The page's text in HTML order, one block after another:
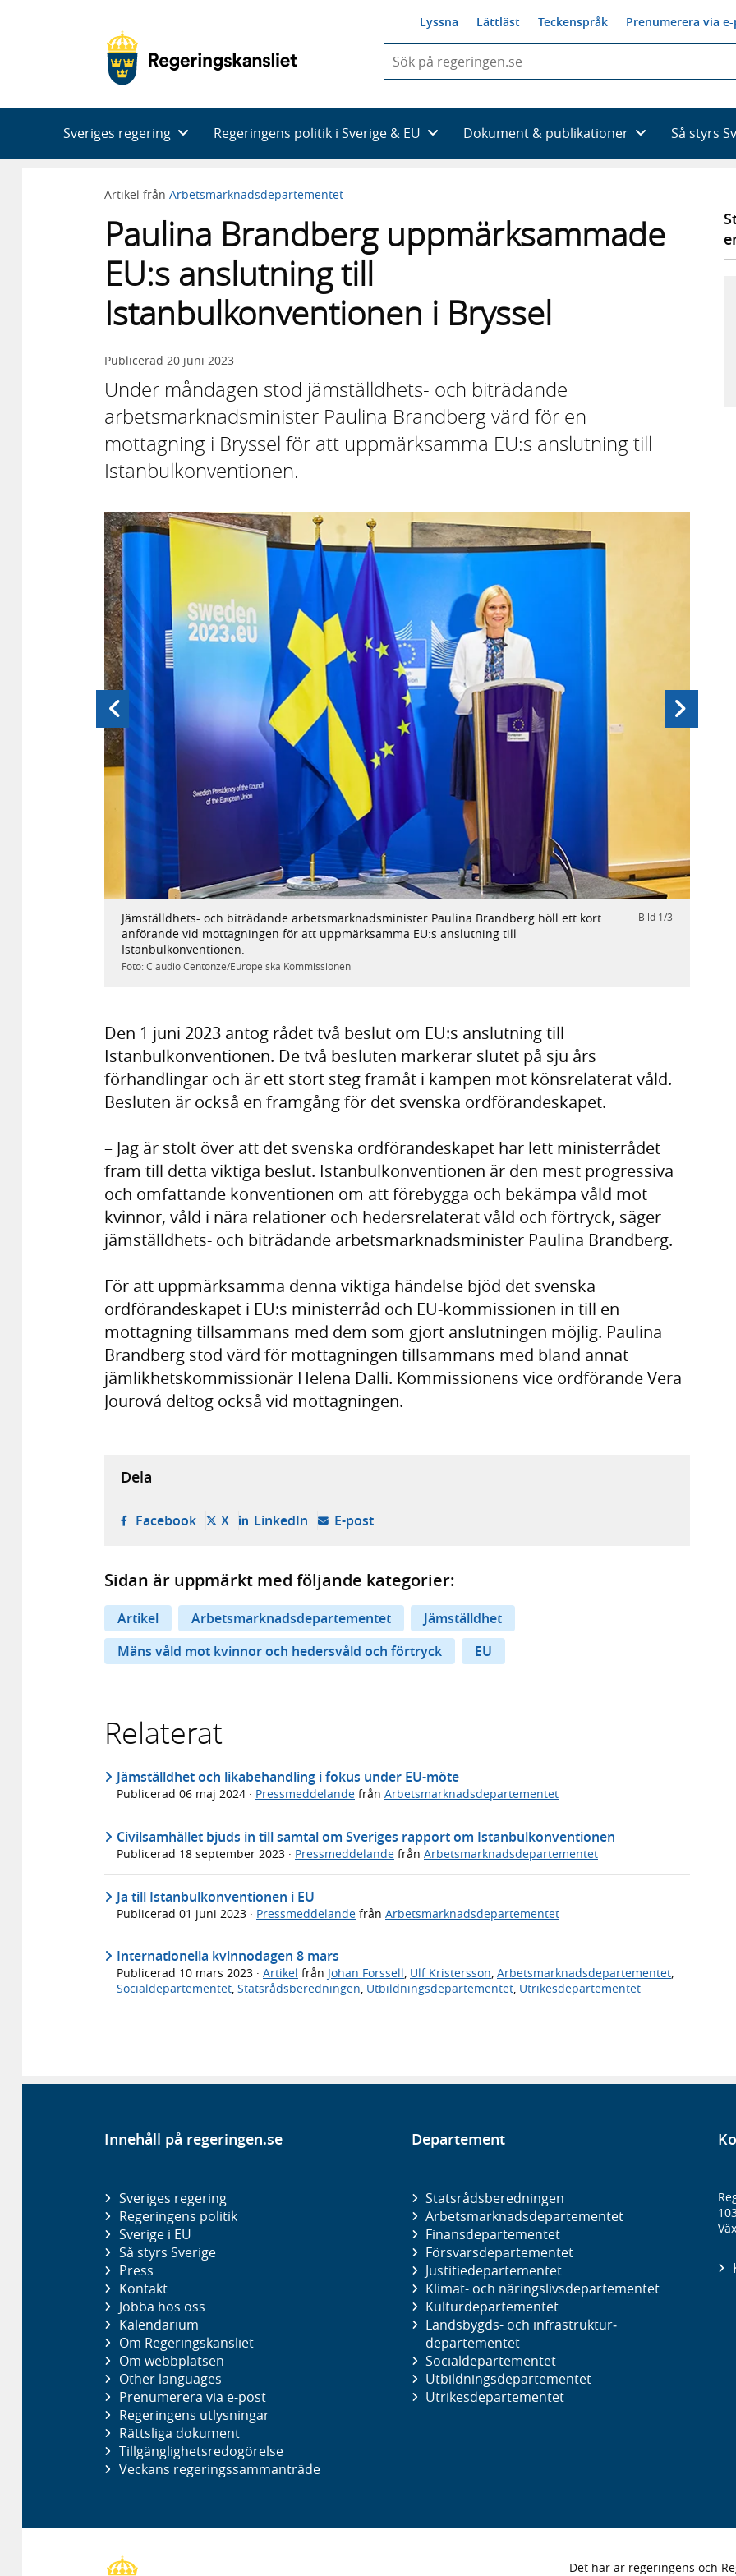
Lyssna Lättläst Teckenspråk Prenumerera via
du
skriva
framträder
en
Sveriges regering Regeringens politik i Sverige & EU Dokument & publikationer Så styrs
Artikel från Arbetsmarknadsdepartementet
Paulina Brandberg uppmärksammade
EU:s anslutning till
Istanbulkonventionen i Bryssel
Publicerad 20 juni 2023
Under måndagen stod jämställdhets- och biträdande
arbetsmarknadsminister Paulina Brandberg värd för en
mottagning i Bryssel för att uppmärksamma EU:s anslutning till
Istanbulkonventionen.
Bild 1/3
Jämställdhets- och biträdande arbetsmarknadsminister Paulina Brandberg höll ett kort
anförande vid mottagningen för att uppmärksamma EU:s anslutning till
Istanbulkonventionen.
Foto: Claudio Centonze/Europeiska Kommissionen
Den 1 juni 2023 antog rådet två beslut om EU:s anslutning till
Istanbulkonventionen. De två besluten markerar slutet på sju års
förhandlingar och är ett stort steg framåt i kampen mot könsrelaterat våld.
Besluten är också en framgång för det svenska ordförandeskapet.
– Jag är stolt över att det svenska ordförandeskapet har lett ministerrådet
fram till detta viktiga beslut. Istanbulkonventionen är den mest progressiva
och omfattande konventionen om att förebygga och bekämpa våld mot
kvinnor, våld i nära relationer och hedersrelaterat våld och förtryck, säger
jämställdhets- och biträdande arbetsmarknadsminister Paulina Brandberg.
För att uppmärksamma denna viktiga händelse bjöd det svenska
ordförandeskapet i EU:s ministerråd och EU-kommissionen in till en
mottagning tillsammans med dem som gjort anslutningen möjlig. Paulina
Brandberg stod värd för mottagningen tillsammans med bland annat
jämlikhetskommissionär Helena Dalli. Kommissionens vice ordförande Vera
Jourová deltog också vid mottagningen.
Dela
Facebook- öppnas i ny flik, extern webbplats,
X- öppnas i ny flik, extern webbplats,
LinkedIn- öppnas i ny flik, extern webbplats,
E-post- öppnar din e-postklient,
Sidan är uppmärkt med följande kategorier:
Artikel Arbetsmarknadsdepartementet
Jämställdhet
Mäns våld mot kvinnor och hedersvåld och förtryck
EU
Relaterat
Jämställdhet och likabehandling i fokus under EU-möte
Publicerad 06 maj 2024 · Pressmeddelande från Arbetsmarknadsdepartementet
Civilsamhället bjuds in till samtal om Sveriges rapport om Istanbulkonventionen
Publicerad 18 september 2023 · Pressmeddelande från Arbetsmarknadsdepartementet
Ja till Istanbulkonventionen i EU
Publicerad 01 juni 2023 · Pressmeddelande från Arbetsmarknadsdepartementet
Internationella kvinnodagen 8 mars
Publicerad 10 mars 2023 · Artikel från Johan Forssell, Ulf Kristersson, Arbetsmarknadsdepartementet,
Socialdepartementet, Statsrådsberedningen, Utbildningsdepartementet, Utrikesdepartementet
Innehåll på regeringen.se
Sveriges regering
Regeringens politik
Sverige i EU
Så styrs Sverige
Press
Kontakt
Jobba hos oss
Kalendarium
Om Regeringskansliet
Om webbplatsen
Other languages
Prenumerera via e-post
Regeringens utlysningar
Rättsliga dokument
Tillgänglighetsredogörelse
Veckans regeringssammanträde
Departement
Statsrådsberedningen
Arbetsmarknads­departementet
Finans­departementet
Försvars­departementet
Justitie­departementet
Klimat- och näringslivs­departementet
Kultur­departementet
Landsbygds- och infrastruktur­
departementet
Social­departementet
Utbildnings­departementet
Utrikes­departementet
Det här är regeringens och